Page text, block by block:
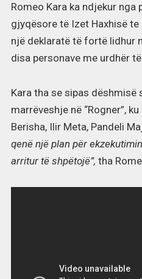
Romeo Kara ka ndjekur nga
gjyqësore të Izet Haxhisë te
një deklaratë të fortë lidhur
disa personave me urdhër
Kara tha se sipas dëshmisë
marrëveshje në “Rogner”,
Berisha, Ilir Meta, Pandeli
qenë një plan për
arritur të shpëtojë”, tha